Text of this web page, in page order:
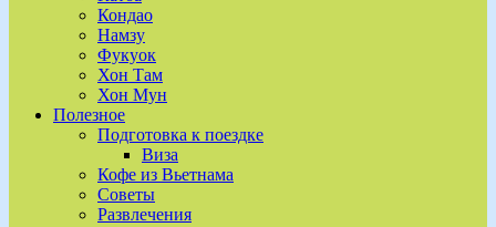
Кондао
Намзу
Фукуок
Хон Там
Хон Мун
Полезное
Подготовка к поездке
Виза
Кофе из Вьетнама
Советы
Развлечения